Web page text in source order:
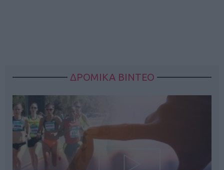
ΔΡΟΜΙΚΑ ΒΙΝΤΕΟ